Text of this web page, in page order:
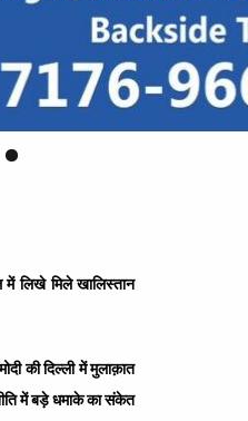
मिले खालिस्तान
की दिल्ली में मुलाक़ात
में बड़े धमाके का संकेत